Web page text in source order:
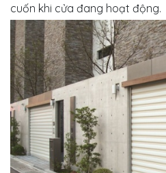
cuốn khi cửa đang hoạt động.